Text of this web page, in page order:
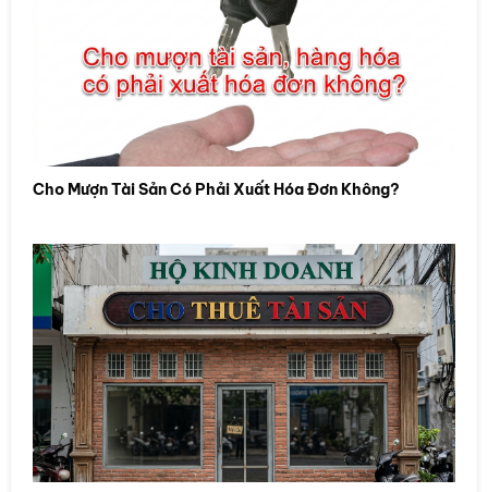
Cho Mượn Tài Sản Có Phải Xuất Hóa Đơn Không?